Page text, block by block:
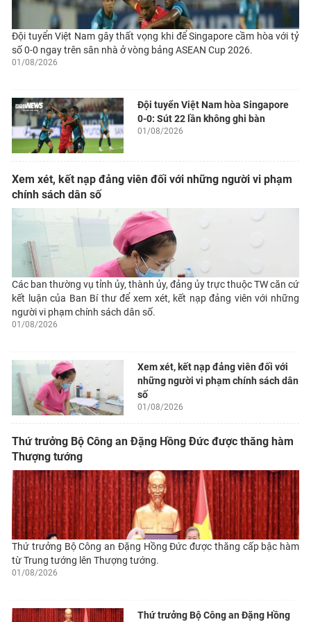
Đội tuyển Việt Nam gây thất vọng khi để Singapore cầm hòa với tỷ
số 0-0 ngay trên sân nhà ở vòng bảng ASEAN Cup 2026.
01/08/2026
Đội tuyển Việt Nam hòa Singapore
0-0: Sút 22 lần không ghi bàn
01/08/2026
Xem xét, kết nạp đảng viên đối với những người vi phạm
chính sách dân số
Các ban thường vụ tỉnh ủy, thành ủy, đảng ủy trực thuộc TW căn cứ
kết luận của Ban Bí thư để xem xét, kết nạp đảng viên với những
người vi phạm chính sách dân số.
01/08/2026
Xem xét, kết nạp đảng viên đối với
những người vi phạm chính sách dân
số
01/08/2026
Thứ trưởng Bộ Công an Đặng Hồng Đức được thăng hàm
Thượng tướng
Thứ trưởng Bộ Công an Đặng Hồng Đức được thăng cấp bậc hàm
từ Trung tướng lên Thượng tướng.
01/08/2026
Thứ trưởng Bộ Công an Đặng Hồng